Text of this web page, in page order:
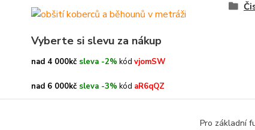
Vyberte si slevu za nákup
nad 4 000kč sleva -2% kód vjomSW
nad 6 000kč sleva -3% kód aR6qQZ
Pro základní